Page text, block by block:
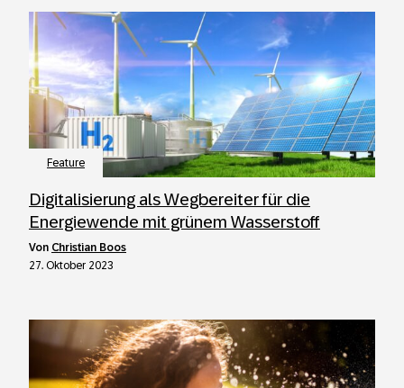
Feature
Digitalisierung als Wegbereiter für die
Energiewende mit grünem Wasserstoff
von Christian Boos
27. Oktober 2023